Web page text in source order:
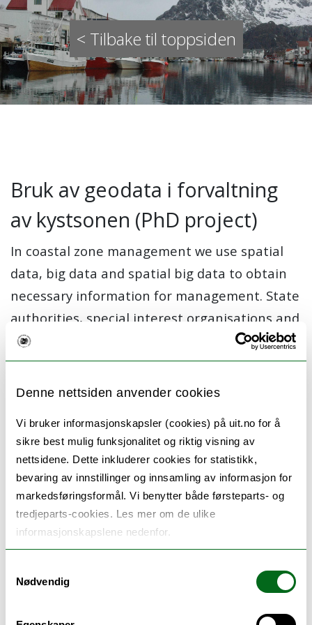
Denne nettsiden anvender cookies
Vi bruker informasjonskapsler (cookies) på uit.no for å
sikre best mulig funksjonalitet og riktig visning av
nettsidene. Dette inkluderer cookies for statistikk,
bevaring av innstillinger og innsamling av informasjon for
markedsføringsformål. Vi benytter både førsteparts- og
tredjeparts-cookies. Les mer om de ulike
informasjonskapslene nedenfor.
Nødvendig
< Tilbake til toppsiden
Bruk av geodata i forvaltning
av kystsonen (PhD project)
In coastal zone management we use spatial
data, big data and spatial big data to obtain
necessary information for management. State
authorities, special interest organisations and
research institutions use and deliver spatial
data to the management system, usually in
the shape of geodata, databases, static maps
used by the management system includes
spatial analysis in geographical information
systems (GIS) and statistical analysis.
This PhD project studies the use of spatial
data and big data in coastal zone
management through asking questions like
How is spatial data and spatial big data